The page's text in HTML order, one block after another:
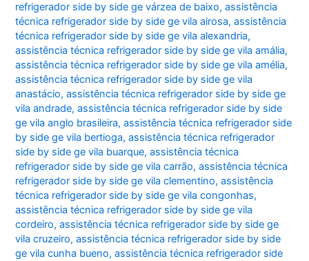
refrigerador side by side ge várzea de baixo,assistência
técnica refrigerador side by side ge vila airosa,assistência
técnica refrigerador side by side ge vila alexandria,
assistência técnica refrigerador side by side ge vila amália,
assistência técnica refrigerador side by side ge vila amélia,
assistência técnica refrigerador side by side ge vila
anastácio,assistência técnica refrigerador side by side ge
vila andrade,assistência técnica refrigerador side by side
ge vila anglo brasileira,assistência técnica refrigerador side
by side ge vila bertioga,assistência técnica refrigerador
side by side ge vila buarque,assistência técnica
refrigerador side by side ge vila carrão,assistência técnica
refrigerador side by side ge vila clementino,assistência
técnica refrigerador side by side ge vila congonhas,
assistência técnica refrigerador side by side ge vila
cordeiro,assistência técnica refrigerador side by side ge
vila cruzeiro,assistência técnica refrigerador side by side
ge vila cunha bueno,assistência técnica refrigerador side